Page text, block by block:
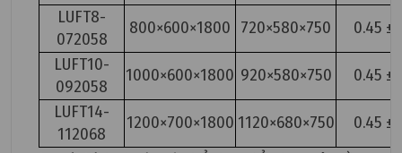
LUFT8-
072058
800×600×1800 720×580×750
0.45 ±
LUFT10-
092058
1000×600×1800 920×580×750
0.45 ±
LUFT14-
112068
1200×700×1800 1120×680×750
0.45 ±